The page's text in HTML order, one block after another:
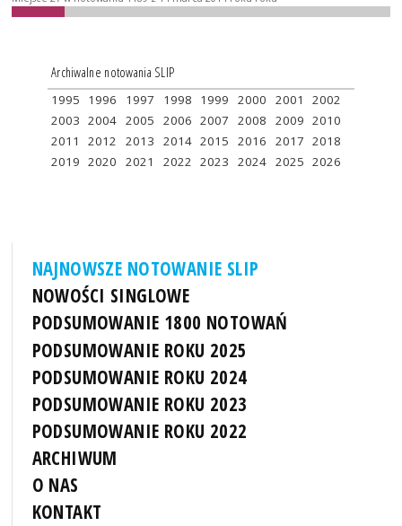
Archiwalne notowania SLIP
1995 1996 1997 1998 1999 2000 2001
2002
2003 2004 2005 2006 2007 2008 2009 2010
2011
2012 2013 2014 2015 2016 2017 2018
2019 2020 2021 2022 2023 2024 2025 2026
NAJNOWSZE NOTOWANIE SLIP
NOWOŚCI SINGLOWE
PODSUMOWANIE 1800 NOTOWAŃ
PODSUMOWANIE ROKU 2025
PODSUMOWANIE ROKU 2024
PODSUMOWANIE ROKU 2023
PODSUMOWANIE ROKU 2022
ARCHIWUM
O NAS
KONTAKT